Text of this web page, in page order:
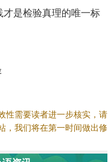
是检验真理的唯一标
性需要读者进一步核实，请
，我们将在第一时间做出修